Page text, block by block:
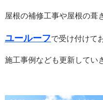
屋根の補修工事や屋根の葺
ユールーフで受け付けて
施工事例なども更新してい